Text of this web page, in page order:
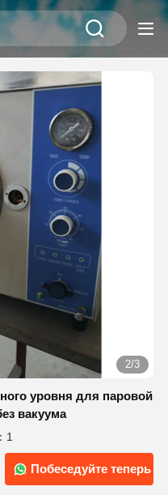
2/3
уровня для паровой
вакуума
1
Побеседуйте теперь